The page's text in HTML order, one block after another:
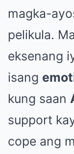
magka-
pelikula.
eksenang
isang
kung saan
support
cope ang